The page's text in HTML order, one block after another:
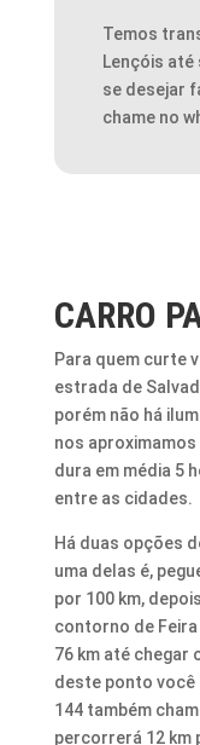
Temos
Lençóis até
se desejar
chame no
CARRO
Para quem curte
estrada de
porém não há
nos
dura em média 5
entre as cidades.
Há duas opções
uma delas é,
por 100 km,
contorno de Feira
76 km até chegar
deste ponto você
144 também
percorrerá 12 km